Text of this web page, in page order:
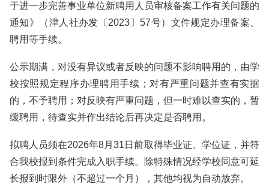
于进一步完善事业单位新聘用人员审核备案工作有关问题的
通知》（津人社办发〔2023〕57号）文件规定办理备案、
聘用等手续。
公示期满，对没有异议或者反映的问题不影响聘用的，由学
校按照规定程序办理聘用手续；对有严重问题并查有实据
的，不予聘用；对反映有严重问题，但一时难以查实的，暂
缓聘用，待查实并作出结论后再决定是否聘用。
拟聘人员须在2026年8月31日前取得毕业证、学位证，并符
合我校报到条件完成入职手续。除特殊情况经学校同意可延
长报到时限外（不超过一个月），其他均视为自动放弃。